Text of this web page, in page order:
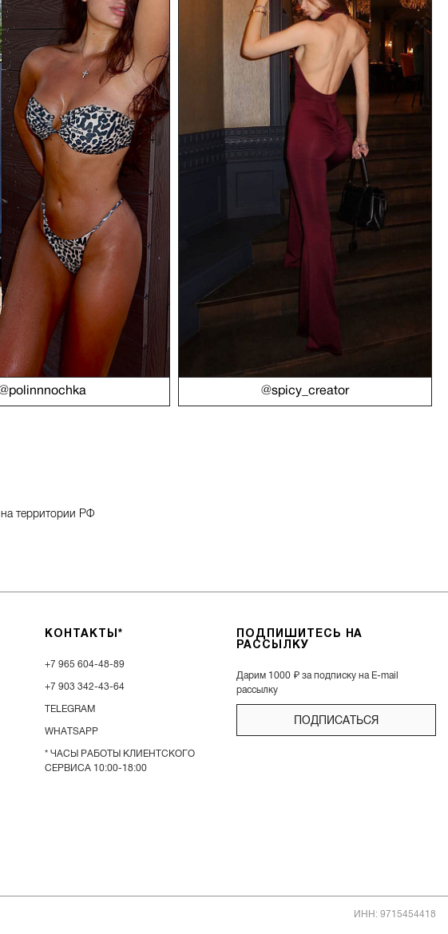
@spicy_creator
территории РФ
КОНТАКТЫ*
+7 965 604-48-89
+7 903 342-43-64
TELEGRAM
WHATSAPP
* ЧАСЫ РАБОТЫ КЛИЕНТСКОГО
СЕРВИСА 10:00-18:00
ПОДПИШИТЕСЬ НА
РАССЫЛКУ
Дарим 1000 ₽ за подписку на E-mail
рассылку
ПОДПИСАТЬСЯ
ИНН: 9715454418